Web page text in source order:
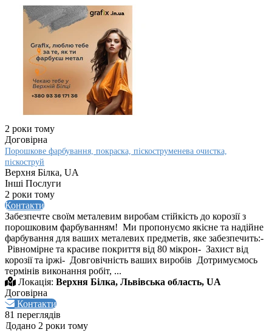
2 роки тому
Договірна
Порошкове фарбування, покраска, піскоструменева очистка,
піскоструй
Верхня Білка, UA
Інші Послуги
2 роки тому
Контакти
Забезпечте своїм металевим виробам стійкість до корозії з
порошковим фарбуванням! Ми пропонуємо якісне та надійне
фарбування для ваших металевих предметів, яке забезпечить:-
Рівномірне та красиве покриття від 80 мікрон- Захист від
корозії та іржі- Довговічність ваших виробів Дотримуємось
термінів виконання робіт, ...
Локація: Верхня Білка, Львівська область, UA
Договірна
Контакти
81 переглядів
Додано 2 роки тому